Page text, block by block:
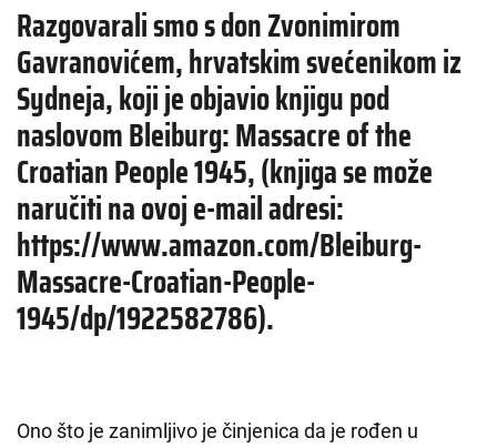
Razgovarali smo s don Zvonimirom
Gavranovićem, hrvatskim svećenikom iz
Sydneja, koji je objavio knjigu pod
naslovom Bleiburg: Massacre of the
Croatian People 1945, (knjiga se može
naručiti na ovoj e-mail adresi:
https://www.amazon.com/Bleiburg-
Massacre-Croatian-People-
1945/dp/1922582786).
Ono što je zanimljivo je činjenica da je rođen u